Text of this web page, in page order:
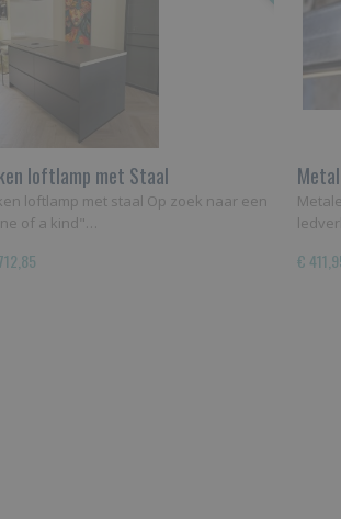
loftlamp met Staal
loftlamp met staal Op zoek naar een
of a kind"…
€